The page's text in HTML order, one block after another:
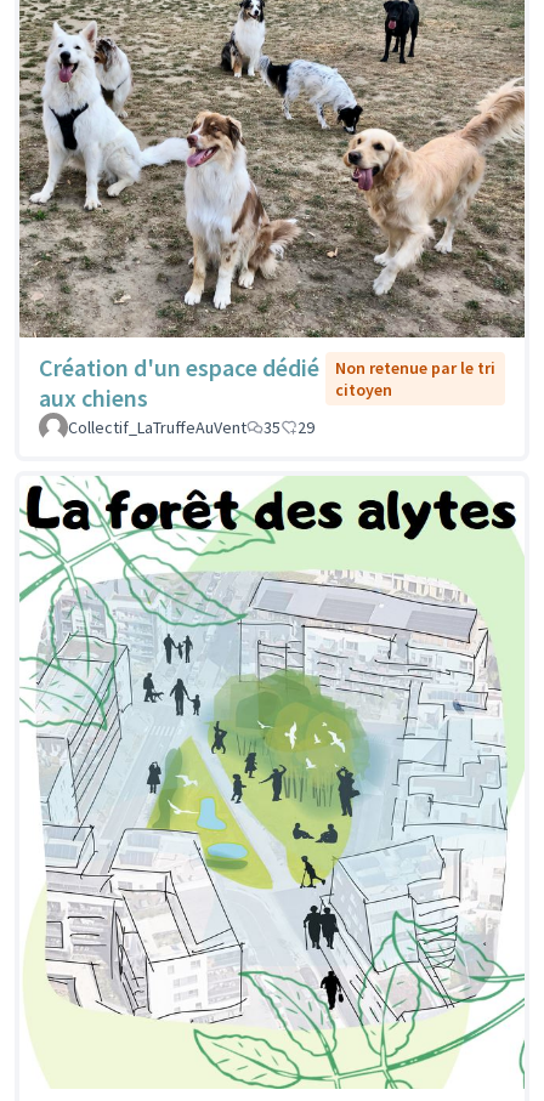
Création d'un espace dédié
aux chiens
Non retenue par le tri
citoyen
Collectif_LaTruffeAuVent
35 29